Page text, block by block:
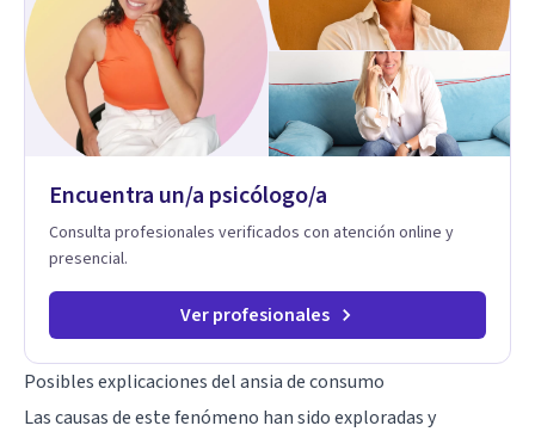
perspectivas interculturales, ecopsicología y el trabajo
simbólico con el inconsciente, entendiendo que cada
proceso terapéutico es único y requiere una mirada
personalizada.
Encuentra un/a psicólogo/a
Consulta profesionales verificados con atención online y
presencial.
Ver profesionales
Posibles explicaciones del ansia de consumo
Las causas de este fenómeno han sido exploradas y